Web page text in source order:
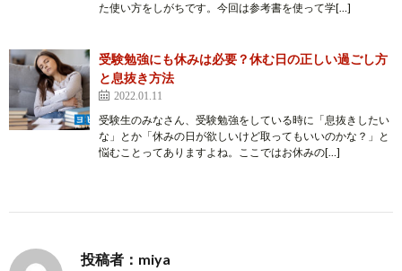
た使い方をしがちです。今回は参考書を使って学[…]
受験勉強にも休みは必要？休む日の正しい過ごし方
と息抜き方法
2022.01.11
受験生のみなさん、受験勉強をしている時に「息抜きしたい
な」とか「休みの日が欲しいけど取ってもいいのかな？」と
悩むことってありますよね。ここではお休みの[…]
投稿者：miya